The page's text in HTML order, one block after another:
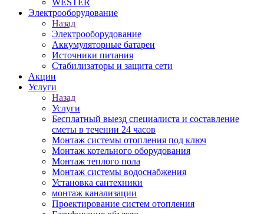
WESTER
Электрооборудование
Назад
Электрооборудование
Аккумуляторные батареи
Источники питания
Стабилизаторы и защита сети
Акции
Услуги
Назад
Услуги
Бесплатный выезд специалиста и составление
сметы в течении 24 часов
Монтаж системы отопления под ключ
Монтаж котельного оборудования
Монтаж теплого пола
Монтаж системы водоснабжения
Установка сантехники
монтаж канализации
Проектирование систем отопления